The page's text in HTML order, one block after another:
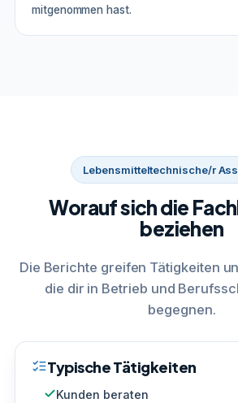
mitgenommen hast.
Lebensmitteltechnische/r
Worauf sich die
beziehen
Die Berichte greifen Tätigkeiten
die dir in Betrieb und
begegnen.
Typische Tätigkeiten
Kunden beraten